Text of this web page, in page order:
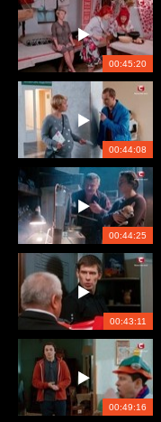
00:45:20
00:44:08
00:44:25
00:43:11
00:49:16